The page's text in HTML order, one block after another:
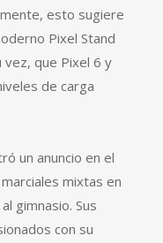
esto sugiere
Pixel Stand
vez, que Pixel 6 y
de carga
un anuncio en el
mixtas en
gimnasio. Sus
con su